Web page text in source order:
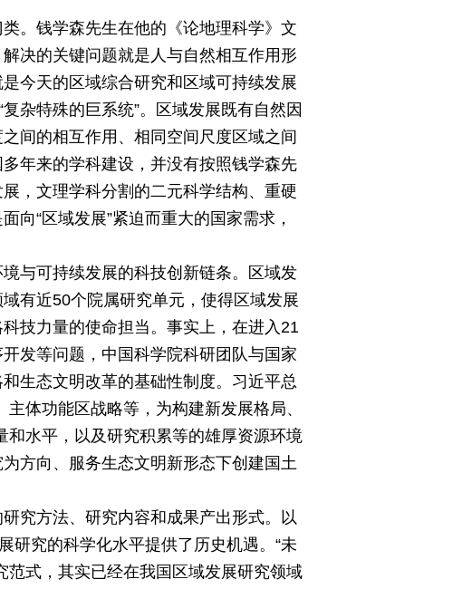
。钱学森先生在他的《论地理科学》文
决的关键问题就是人与自然相互作用形
今天的区域综合研究和区域可持续发展
杂特殊的巨系统”。区域发展既有自然因
间的相互作用、相同空间尺度区域之间
年来的学科建设，并没有按照钱学森先
，文理学科分割的二元科学结构、重硬
向“区域发展”紧迫而重大的国家需求，
与可持续发展的科技创新链条。区域发
有近50个院属研究单元，使得区域发展
技力量的使命担当。事实上，在进入21
发等问题，中国科学院科研团队与国家
生态文明改革的基础性制度。习近平总
体功能区战略等，为构建新发展格局、
和水平，以及研究积累等的雄厚资源环境
方向、服务生态文明新形态下创建国土
究方法、研究内容和成果产出形式。以
研究的科学化水平提供了历史机遇。“未
范式，其实已经在我国区域发展研究领域